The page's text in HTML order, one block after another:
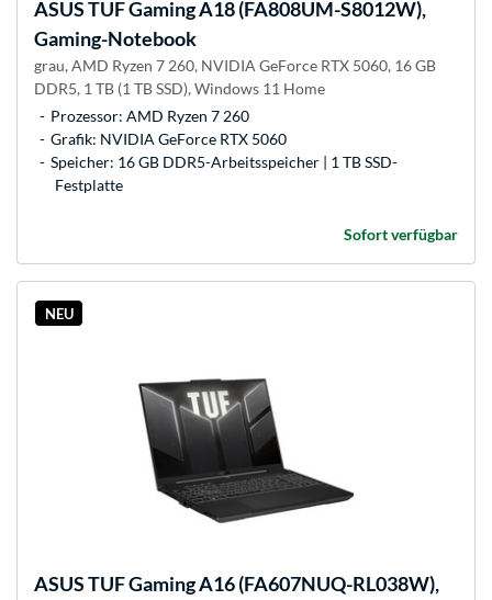
ASUSTUF Gaming A18 (FA808UM-S8012W),
Gaming-Notebook
grau, AMD Ryzen 7 260, NVIDIA GeForce RTX 5060, 16 GB
DDR5, 1 TB (1 TB SSD), Windows 11 Home
Prozessor: AMD Ryzen 7 260
Grafik: NVIDIA GeForce RTX 5060
Speicher: 16 GB DDR5-Arbeitsspeicher | 1 TB SSD-
Festplatte
Sofort verfügbar
NEU
ASUSTUF Gaming A16 (FA607NUQ-RL038W),